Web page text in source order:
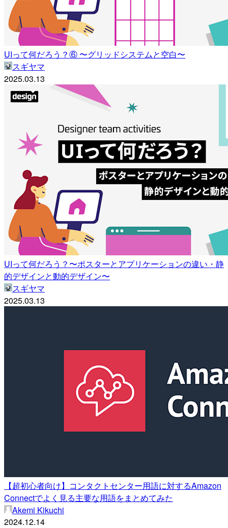
UIって何だろう？⑥ 〜グリッドシステムと空白〜
スギヤマ
2025.03.13
UIって何だろう？〜ポスターとアプリケーションの違い・静
的デザインと動的デザイン〜
スギヤマ
2025.03.13
【超初心者向け】コンタクトセンター用語に対するAmazon
Connectでよく見る主要な用語をまとめてみた
Akemi Kikuchi
2024.12.14